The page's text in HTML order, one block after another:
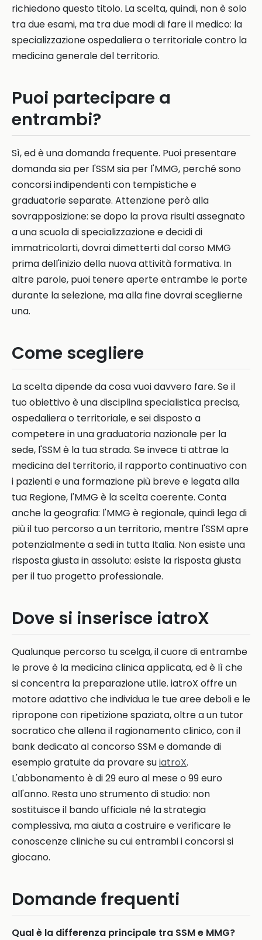
richiedono questo titolo. La scelta, quindi, non è solo
tra due esami, ma tra due modi di fare il medico: la
specializzazione ospedaliera o territoriale contro la
medicina generale del territorio.
Puoi partecipare a
entrambi?
Sì, ed è una domanda frequente. Puoi presentare
domanda sia per l'SSM sia per l'MMG, perché sono
concorsi indipendenti con tempistiche e
graduatorie separate. Attenzione però alla
sovrapposizione: se dopo la prova risulti assegnato
a una scuola di specializzazione e decidi di
immatricolarti, dovrai dimetterti dal corso MMG
prima dell'inizio della nuova attività formativa. In
altre parole, puoi tenere aperte entrambe le porte
durante la selezione, ma alla fine dovrai sceglierne
una.
Come scegliere
La scelta dipende da cosa vuoi davvero fare. Se il
tuo obiettivo è una disciplina specialistica precisa,
ospedaliera o territoriale, e sei disposto a
competere in una graduatoria nazionale per la
sede, l'SSM è la tua strada. Se invece ti attrae la
medicina del territorio, il rapporto continuativo con
i pazienti e una formazione più breve e legata alla
tua Regione, l'MMG è la scelta coerente. Conta
anche la geografia: l'MMG è regionale, quindi lega di
più il tuo percorso a un territorio, mentre l'SSM apre
potenzialmente a sedi in tutta Italia. Non esiste una
risposta giusta in assoluto: esiste la risposta giusta
per il tuo progetto professionale.
Dove si inserisce iatroX
Qualunque percorso tu scelga, il cuore di entrambe
le prove è la medicina clinica applicata, ed è lì che
si concentra la preparazione utile. iatroX offre un
motore adattivo che individua le tue aree deboli e le
ripropone con ripetizione spaziata, oltre a un tutor
socratico che allena il ragionamento clinico, con il
bank dedicato al concorso SSM e domande di
esempio gratuite da provare suiatroX.
L'abbonamento è di 29 euro al mese o 99 euro
all'anno. Resta uno strumento di studio: non
sostituisce il bando ufficiale né la strategia
complessiva, ma aiuta a costruire e verificare le
conoscenze cliniche su cui entrambi i concorsi si
giocano.
Domande frequenti
Qual è la differenza principale tra SSM e MMG?